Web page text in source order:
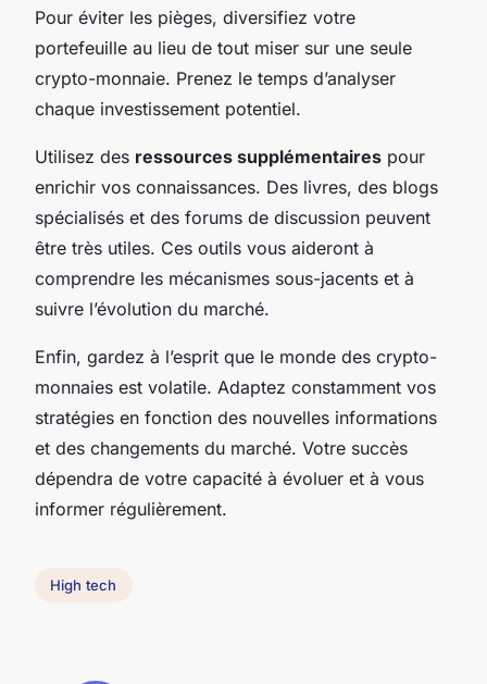
Pour éviter les pièges, diversifiez votre
portefeuille au lieu de tout miser sur une seule
crypto-monnaie. Prenez le temps d’analyser
chaque investissement potentiel.
Utilisez des ressources supplémentaires pour
enrichir vos connaissances. Des livres, des blogs
spécialisés et des forums de discussion peuvent
être très utiles. Ces outils vous aideront à
comprendre les mécanismes sous-jacents et à
suivre l’évolution du marché.
Enfin, gardez à l’esprit que le monde des crypto-
monnaies est volatile. Adaptez constamment vos
stratégies en fonction des nouvelles informations
et des changements du marché. Votre succès
dépendra de votre capacité à évoluer et à vous
informer régulièrement.
High tech